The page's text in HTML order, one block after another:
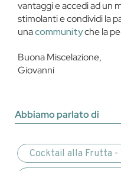
vantaggi e accedi ad un
stimolanti e condividi la
unacommunityche la
Buona Miscelazione,
Giovanni
Abbiamo parlato di
Cocktail alla Frutta -